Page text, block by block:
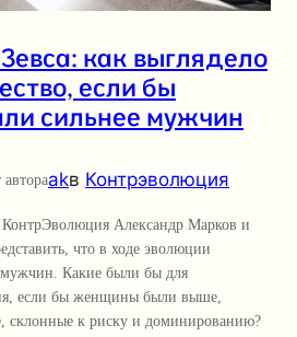
как выглядело
если бы
сильнее мужчин
автораakв Контрэволюция
Александр Марков и
что в ходе эволюции
Какие были бы для
если бы женщины были выше,
склонные к риску и доминированию?